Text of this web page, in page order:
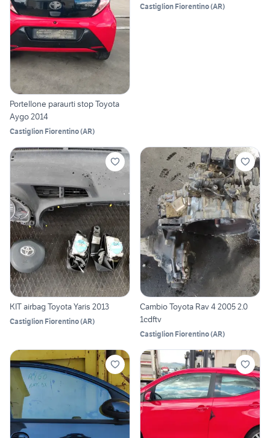
Portellone paraurti stop Toyota
Aygo 2014
Castiglion Fiorentino(AR)
Castiglion Fiorentino(AR)
KIT airbag Toyota Yaris 2013
Castiglion Fiorentino(AR)
Cambio Toyota Rav 4 2005 2.0
1cdftv
Castiglion Fiorentino(AR)